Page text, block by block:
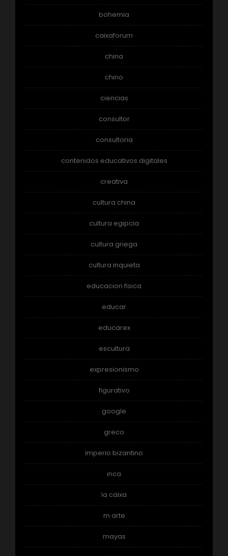
bohemia
caixaforum
china
chino
ciencias
consultor
consultoria
contenidos educativos digitales
creativa
cultura china
cultura egipcia
cultura griega
cultura inquieta
educacion fisica
educar
educarex
escultura
expresionismo
figurativo
google
greco
imperio bizantino
inca
la caixa
m arte
mayas